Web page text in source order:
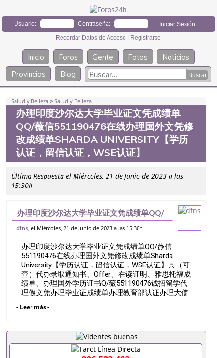
Usuario: Contraseña:
Recordar Datos de Acceso Registrarse
Inicio Foros Gente Fotos
Noticias
Provincias
Blog
Salud y Belleza >Salud y Belleza
办理印度沙尔达大学毕业证文凭成绩单
QQ/薇信551190476在线办理国外文凭修
改成绩单SHARDA UNIVERSITY【学历
认证，留信认证，WSE认证】
Última Respuesta el Miércoles, 21 de Junio de 2023 a las
15:30h
办理印度沙尔达大学毕业证文凭成绩单QQ/
薇信551190476在线办理国外文凭修改成
认证，WSE认证】
dfns, el Miércoles, 21 de Junio de 2023 a las 15:30h
办理印度沙尔达大学毕业证文凭成绩单QQ/薇信
551190476在线办理国外文凭修改成绩单Sharda
University【学历认证，留信认证，WSE认证】具（可
查）代办录取通知书、Offer、在读证明、雅思托福成
绩单、办理国外学历证书Q/薇551190476诚招留学代
理假文凭办理毕业证成绩单办理教育部认证办理大使
证办理学历认证办理学生卡办理录取通知书办理学位
拿大文凭办理德国文凭 一、快速办理材料： 1、毕业
证+成绩单+留学回国人员证明+教育部认证,录取通知
书，雅思。（全套留学回国必备证明材料，给父母及
- Leer más -